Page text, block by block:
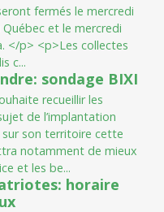
eront fermés le mercredi
Québec et le mercredi
. </p> <p>L es collectes
is c...
sondage BIXI
uhaite recueillir les
ujet de l’implantation
sur son territoire cette
tra notamment de mieux
ice et les be...
horaire